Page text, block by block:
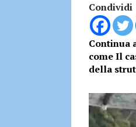
Condividi
Continua
come Il
della